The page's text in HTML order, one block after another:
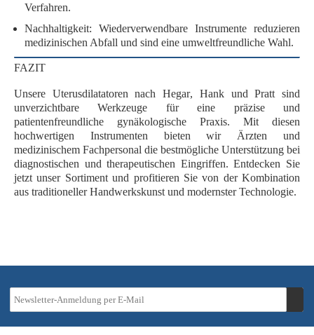
Verfahren.
Nachhaltigkeit: Wiederverwendbare Instrumente reduzieren
medizinischen Abfall und sind eine umweltfreundliche Wahl.
FAZIT
Unsere Uterusdilatatoren nachHegar, HankundPratt sind
unverzichtbare Werkzeuge für eine präzise und
patientenfreundliche gynäkologische Praxis. Mit diesen
hochwertigen Instrumenten bieten wir Ärzten und
medizinischem Fachpersonal die bestmögliche Unterstützung bei
diagnostischen und therapeutischen Eingriffen. Entdecken Sie
jetzt unser Sortiment und profitieren Sie von der Kombination
aus traditioneller Handwerkskunst und modernster Technologie.